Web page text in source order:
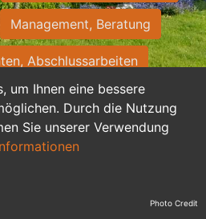
um Ihnen eine bessere
Durch die Nutzung
Sie unserer Verwendung
Management, Beratung
Abschlussarbeiten
Sekretariat
Nebenjobs
duale Ausbildung Photo Credit